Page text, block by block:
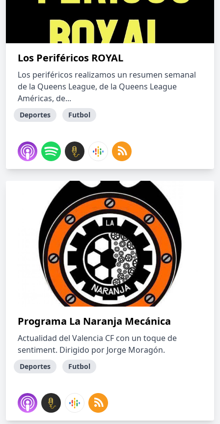
Los Periféricos ROYAL
Los periféricos realizamos un resumen semanal
de la Queens League, de la Queens League
Américas, de...
Deportes Futbol
Programa La Naranja Mecánica
Actualidad del Valencia CF con un toque de
sentiment. Dirigido por Jorge Moragón.
Deportes Futbol